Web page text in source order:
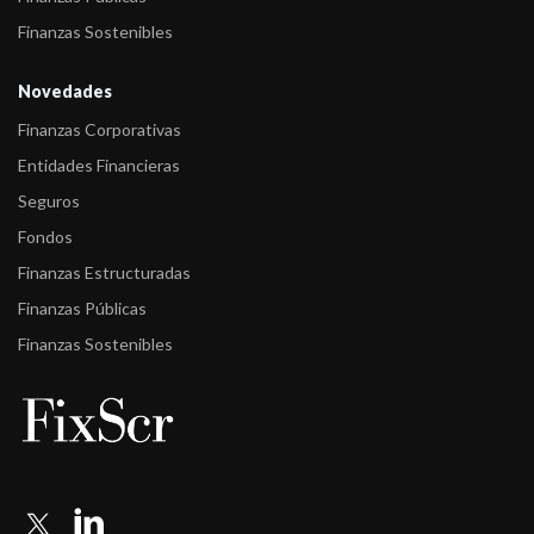
Finanzas Sostenibles
Novedades
Finanzas Corporativas
Entidades Financieras
Seguros
Fondos
Finanzas Estructuradas
Finanzas Públicas
Finanzas Sostenibles